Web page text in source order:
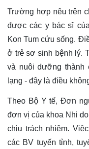
Trường hợp nêu trên
được các y bác sĩ
Kon Tum cứu sống.
ở trẻ sơ sinh bệnh lý.
và nuôi dưỡng thành
lạng - đây là điều
Theo Bộ Y tế, Đơn
đơn vị của khoa Nhi
chịu trách nhiệm.
các BV tuyến tỉnh,